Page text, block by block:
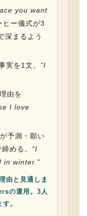
you want
ヒー儀式が3
深まるよう
実を1文。 “I
由を
I love
予測・願い
締める。 “I
in winter.”
由と見通しま
の運用。3人
。